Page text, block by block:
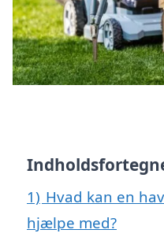
1) Hvad kan en
hjælpe med?